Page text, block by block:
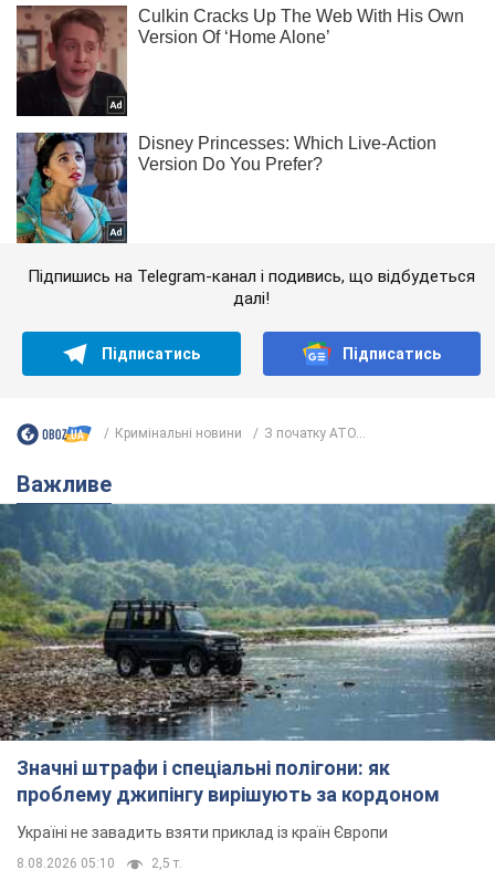
Підпишись на Telegram-канал і подивись, що відбудеться
далі!
Підписатись Підписатись
Кримінальні новини З початку АТО...
Важливе
Значні штрафи і спеціальні полігони: як
проблему джипінгу вирішують за кордоном
Україні не завадить взяти приклад із країн Європи
8.08.2026 05:10 2,5 т.